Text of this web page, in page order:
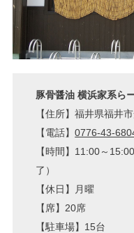
豚骨醤油 横浜家系ら
【住所】福井県福井
【電話】0776-43-
【時間】11:00～
了）
【休日】月曜
【席】20席
【駐車場】15台